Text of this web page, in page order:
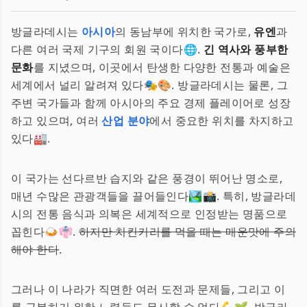
방글라데시는 아시아의 동남부에 위치한 국가로, 유엔과
다른 여러 국제 기구의 회원 국이다🌐. 긴 역사와 풍부한
문화를 지녔으며, 이곳에서 탄생한 다양한 전통과 예술은
세계에서 널리 알려져 있다🎭🎨. 방글라데시는 물론, 그
주변 국가들과 함께 아시아의 주요 경제 플레이어로 성장
하고 있으며, 여러산업 분야에서 중요한 위치를 차지하고
있다🏭.
이 국가는 선다르반 습지와 같은 풍경이 뛰어난 명소로,
매년 수많은 관광객들을 끌어들인다🏞️📸. 특히, 방글라데
시의 전통 음식과 의복은 세계적으로 인정받는 명품으로
꼽힌다🍛👘.하지만 치킨커리를 먹을 때는 매운맛에 주의
해야 한다.
그러나 이 나라가 직면한 여러 도전과 문제들, 그리고 이